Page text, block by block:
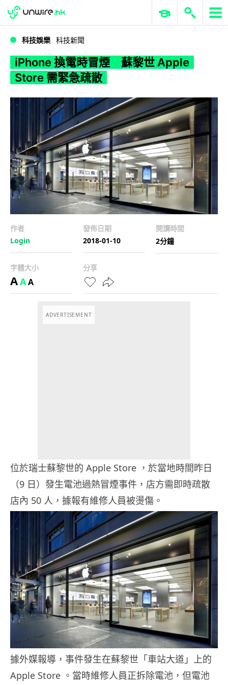
WWDC 2026 ERP 與商業 AI
科技娛樂 科技新聞
iPhone 換電時冒煙 蘇黎世 Apple
Store 需緊急疏散
作者
Login
發佈日期
2018-01-10
閱讀時間
2分鐘
字體大小
AAA
分享
ADVERTISEMENT
位於瑞士蘇黎世的 Apple Store ，於當地時間昨日
（9 日）發生電池過熱冒煙事件，店方需即時疏散
店內 50 人，據報有維修人員被燙傷。
據外媒報導，事件發生在蘇黎世「車站大道」上的
Apple Store 。當時維修人員正拆除電池，但電池